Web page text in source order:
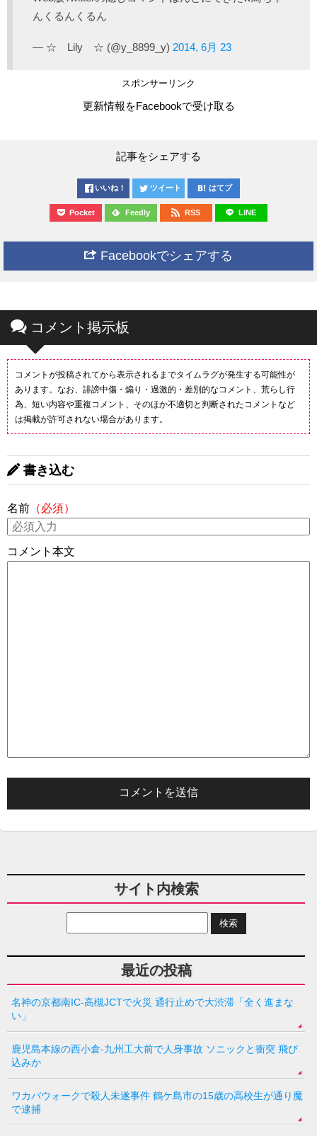
んくるんくるん
— ☆ Lily ☆ (@y_8899_y) 2014, 6月 23
スポンサーリンク
更新情報をFacebookで受け取る
記事をシェアする
いいね！ ツイート はてブ
Pocket Feedly RSS LINE
Facebookでシェアする
コメント掲示板
コメントが投稿されてから表示されるまでタイムラグが発生する可能性が
あります。なお、誹謗中傷・煽り・過激的・差別的なコメント、荒らし行
為、短い内容や重複コメント、そのほか不適切と判断されたコメントなど
は掲載が許可されない場合があります。
書き込む
名前 （必須）
コメント本文
サイト内検索
最近の投稿
名神の京都南IC-高槻JCTで火災 通行止めで大渋滞「全く進まな
い」
鹿児島本線の西小倉-九州工大前で人身事故 ソニックと衝突 飛び
込みか
ワカバウォークで殺人未遂事件 鶴ケ島市の15歳の高校生が通り魔
で逮捕